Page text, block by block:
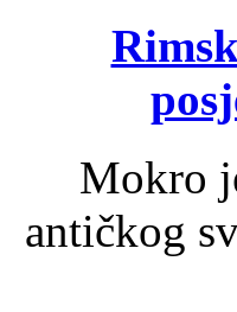
Mokro
antičkog